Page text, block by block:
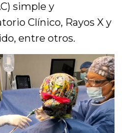
simple y
Clínico, Rayos X y
entre otros.